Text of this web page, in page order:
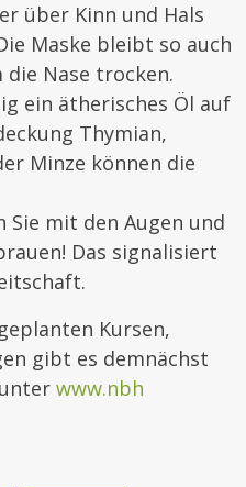
über Kinn und Hals
Maske bleibt so auch
Nase trocken.
ein ätherisches Öl auf
Thymian,
Minze können die
Sie mit den Augen und
Das signalisiert
Kursen,
gibt es demnächst
www.nbh